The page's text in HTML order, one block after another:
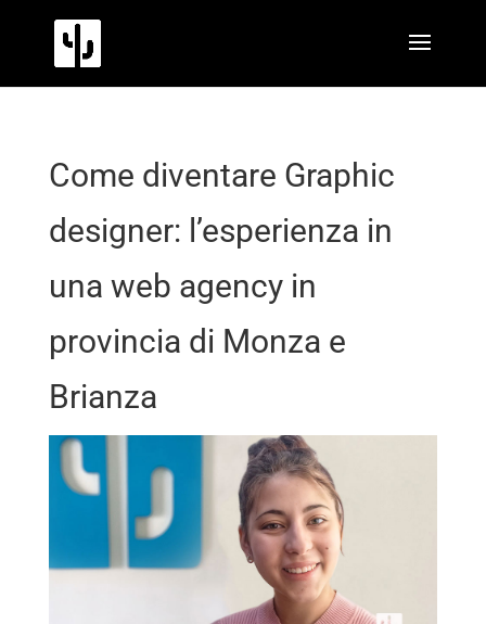
Come diventare Graphic
designer: l’esperienza in
una web agency in
provincia di Monza e
Brianza